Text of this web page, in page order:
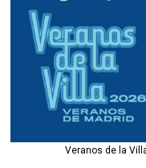
Veranos de la